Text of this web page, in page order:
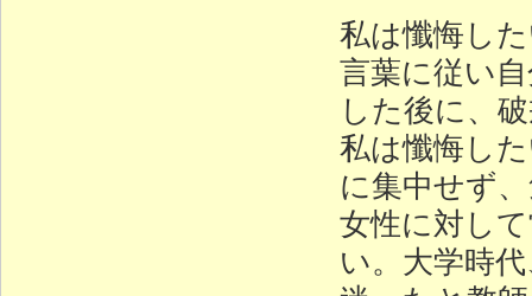
私は懺悔し
言葉に従い
した後に、
私は懺悔し
に集中せず
女性に対し
い。大学時